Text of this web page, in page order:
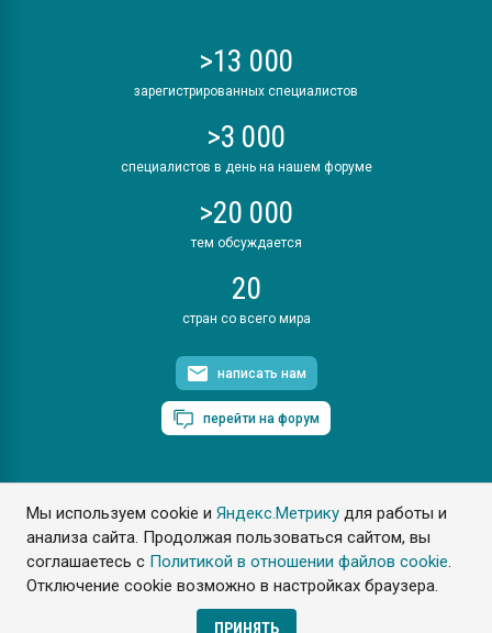
Мы используем cookie иЯндекс.Метрику для работы и
анализа сайта. Продолжая пользоваться сайтом, вы
соглашаетесь с Политикой в отношении файлов cookie.
Отключение cookie возможно в настройках браузера.
ПРИНЯТЬ
>13 000
зарегистрированных специалистов
>3 000
специалистов в день на нашем форуме
>20 000
тем обсуждается
20
стран со всего мира
написать нам
перейти на форум
ПластЭксперт © 2006. Все права защищены
Разрешается копирование материалов сайта с обязательной
ссылкой на www.e-plastic.ru
Разработка сайта